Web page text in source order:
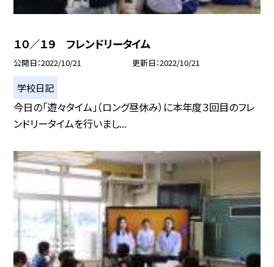
１０／１９ フレンドリータイム
公開日 2022/10/21 更新日 2022/10/21
学校日記
今日の「遊々タイム」（ロング昼休み）に本年度３回目のフレ
ンドリータイムを行いまし...